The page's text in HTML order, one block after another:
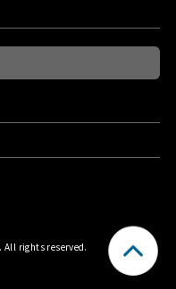
All rights reserved.